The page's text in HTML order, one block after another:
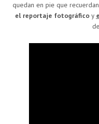
quedan en pie que
el reportaje fotográficoy